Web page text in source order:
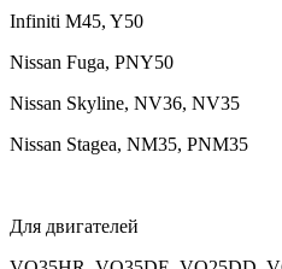
Infiniti M45, Y50
Nissan Fuga, PNY50
Nissan Skyline, NV36, NV35
Nissan Stagea, NM35, PNM35
Для двигателей